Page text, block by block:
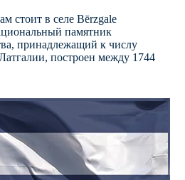
стоит в селе Bērzgale
памятник
принадлежащий к числу
построен между 1744